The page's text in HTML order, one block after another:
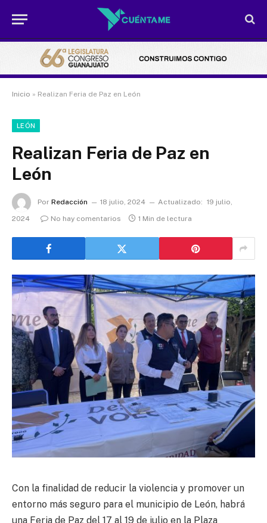
Inicio » Realizan Feria de Paz en León
LEÓN
Realizan Feria de Paz en
León
Por Redacción 18 julio, 2024 Actualizado: 19 julio,
2024
No hay comentarios 1 Min de lectura
Con la finalidad de reducir la violencia y promover un
entorno más seguro para el municipio de León, habrá
una Feria de Paz del 17 al 19 de julio en la Plaza